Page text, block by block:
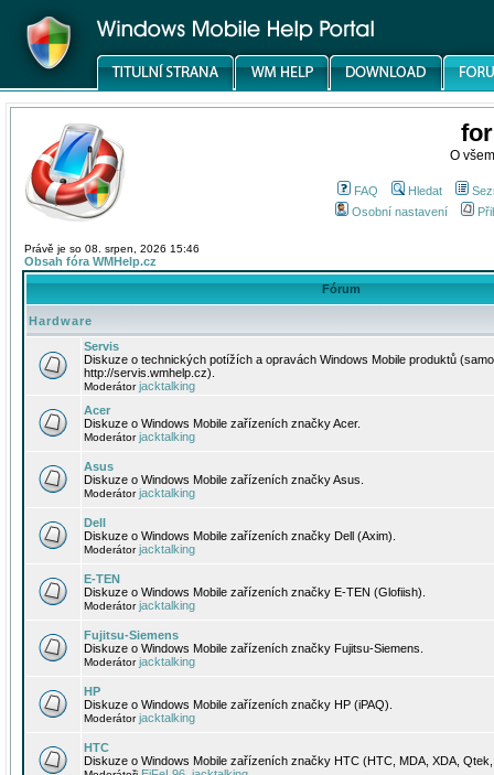
O
FAQ Hledat
Osobní nastavení
Právě je so 08. srpen, 2026 15:46
Obsah fóra WMHelp.cz
Fórum
Hardware
Servis
Diskuze o technických potížích a opravách Windows Mobile produktů
http://servis.wmhelp.cz).
Moderátorjacktalking
Acer
Diskuze o Windows Mobile zařízeních značky Acer.
Moderátorjacktalking
Asus
Diskuze o Windows Mobile zařízeních značky Asus.
Moderátorjacktalking
Dell
Diskuze o Windows Mobile zařízeních značky Dell (Axim).
Moderátorjacktalking
E-TEN
Diskuze o Windows Mobile zařízeních značky E-TEN (Glofiish).
Moderátorjacktalking
Fujitsu-Siemens
Diskuze o Windows Mobile zařízeních značky Fujitsu-Siemens.
Moderátorjacktalking
HP
Diskuze o Windows Mobile zařízeních značky HP (iPAQ).
Moderátorjacktalking
HTC
Diskuze o Windows Mobile zařízeních značky HTC (HTC, MDA, XDA,